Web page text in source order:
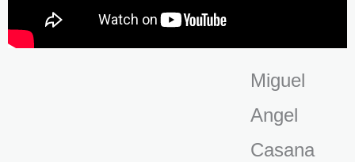
Miguel
Angel
Casana